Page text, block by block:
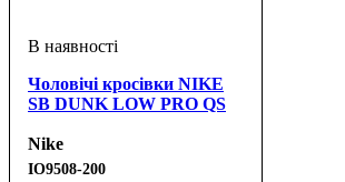
Чоловічі кросівки NIKE
SB DUNK LOW PRO QS
Nike
IO9508-200